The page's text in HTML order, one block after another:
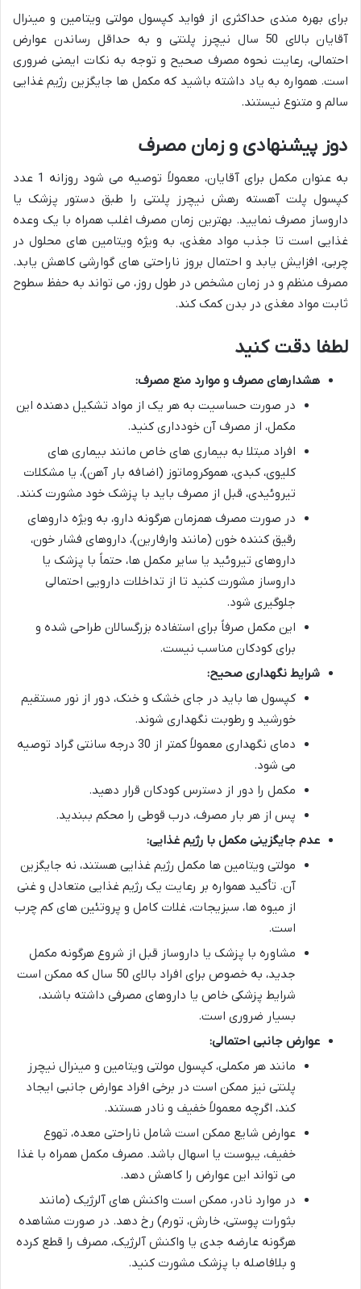
برای بهره مندی حداکثری از فواید کپسول مولتی ویتامین و مینرال
آقایان بالای 50 سال نیچرز پلنتی و به حداقل رساندن عوارض
احتمالی، رعایت نحوه مصرف صحیح و توجه به نکات ایمنی ضروری
است. همواره به یاد داشته باشید که مکمل ها جایگزین رژیم غذایی
سالم و متنوع نیستند.
دوز پیشنهادی و زمان مصرف
به عنوان مکمل برای آقایان، معمولاً توصیه می شود روزانه 1 عدد
کپسول پلت آهسته رهش نیچرز پلنتی را طبق دستور پزشک یا
داروساز مصرف نمایید. بهترین زمان مصرف اغلب همراه با یک وعده
غذایی است تا جذب مواد مغذی، به ویژه ویتامین های محلول در
چربی، افزایش یابد و احتمال بروز ناراحتی های گوارشی کاهش یابد.
مصرف منظم و در زمان مشخص در طول روز، می تواند به حفظ سطوح
ثابت مواد مغذی در بدن کمک کند.
لطفا دقت کنید
هشدارهای مصرف و موارد منع مصرف:
در صورت حساسیت به هر یک از مواد تشکیل دهنده این
مکمل، از مصرف آن خودداری کنید.
افراد مبتلا به بیماری های خاص مانند بیماری های
کلیوی، کبدی، هموکروماتوز (اضافه بار آهن)، یا مشکلات
تیروئیدی، قبل از مصرف باید با پزشک خود مشورت کنند.
در صورت مصرف همزمان هرگونه دارو، به ویژه داروهای
رقیق کننده خون (مانند وارفارین)، داروهای فشار خون،
داروهای تیروئید یا سایر مکمل ها، حتماً با پزشک یا
داروساز مشورت کنید تا از تداخلات دارویی احتمالی
جلوگیری شود.
این مکمل صرفاً برای استفاده بزرگسالان طراحی شده و
برای کودکان مناسب نیست.
شرایط نگهداری صحیح:
کپسول ها باید در جای خشک و خنک، دور از نور مستقیم
خورشید و رطوبت نگهداری شوند.
دمای نگهداری معمولاً کمتر از 30 درجه سانتی گراد توصیه
می شود.
مکمل را دور از دسترس کودکان قرار دهید.
پس از هر بار مصرف، درب قوطی را محکم ببندید.
عدم جایگزینی مکمل با رژیم غذایی:
مولتی ویتامین ها مکمل رژیم غذایی هستند، نه جایگزین
آن. تأکید همواره بر رعایت یک رژیم غذایی متعادل و غنی
از میوه ها، سبزیجات، غلات کامل و پروتئین های کم چرب
است.
مشاوره با پزشک یا داروساز قبل از شروع هرگونه مکمل
جدید، به خصوص برای افراد بالای 50 سال که ممکن است
شرایط پزشکی خاص یا داروهای مصرفی داشته باشند،
بسیار ضروری است.
عوارض جانبی احتمالی:
مانند هر مکملی، کپسول مولتی ویتامین و مینرال نیچرز
پلنتی نیز ممکن است در برخی افراد عوارض جانبی ایجاد
کند، اگرچه معمولاً خفیف و نادر هستند.
عوارض شایع ممکن است شامل ناراحتی معده، تهوع
خفیف، یبوست یا اسهال باشد. مصرف مکمل همراه با غذا
می تواند این عوارض را کاهش دهد.
در موارد نادر، ممکن است واکنش های آلرژیک (مانند
بثورات پوستی، خارش، تورم) رخ دهد. در صورت مشاهده
هرگونه عارضه جدی یا واکنش آلرژیک، مصرف را قطع کرده
و بلافاصله با پزشک مشورت کنید.